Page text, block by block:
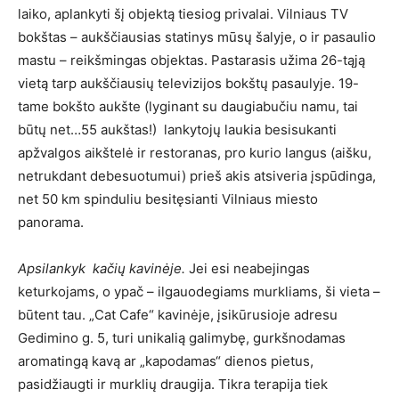
laiko, aplankyti šį objektą tiesiog privalai. Vilniaus TV
bokštas – aukščiausias statinys mūsų šalyje, o ir pasaulio
mastu – reikšmingas objektas. Pastarasis užima 26-tąją
vietą tarp aukščiausių televizijos bokštų pasaulyje. 19-
tame bokšto aukšte (lyginant su daugiabučiu namu, tai
būtų net…55 aukštas!) lankytojų laukia besisukanti
apžvalgos aikštelė ir restoranas, pro kurio langus (aišku,
netrukdant debesuotumui) prieš akis atsiveria įspūdinga,
net 50 km spinduliu besitęsianti Vilniaus miesto
panorama.
Apsilankyk kačių kavinėje. Jei esi neabejingas
keturkojams, o ypač – ilgauodegiams murkliams, ši vieta –
būtent tau. „Cat Cafe“ kavinėje, įsikūrusioje adresu
Gedimino g. 5, turi unikalią galimybę, gurkšnodamas
aromatingą kavą ar „kapodamas“ dienos pietus,
pasidžiaugti ir murklių draugija. Tikra terapija tiek